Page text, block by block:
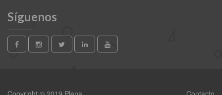
Síguenos